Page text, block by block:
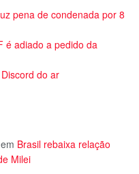
pena de condenada por 8
é adiado a pedido da
do ar
em Brasil rebaixa relação
Milei